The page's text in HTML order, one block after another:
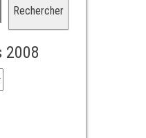
Rechercher
2008